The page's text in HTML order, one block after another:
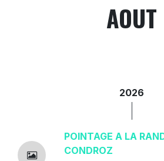
AOUT
2026
POINTAGE A LA
CONDROZ